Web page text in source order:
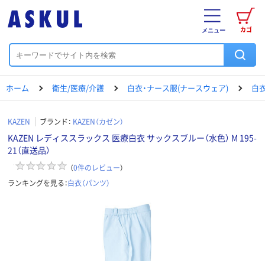
カゴ
メニュー
ホーム 衛生/医療/介護 白衣・ナース服(ナースウェア) 白
KAZEN ブランド： KAZEN（カゼン）
KAZEN レディススラックス 医療白衣 サックスブルー（水色） M 195-
21（直送品）
（0件のレビュー）
ランキングを見る：白衣（パンツ）